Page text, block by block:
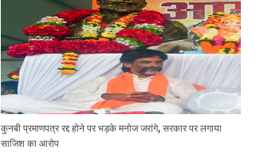
कुनबी प्रमाणपत्र रद्द होने पर भड़के मनोज जरांगे, सरकार पर लगाया
साजिश का आरोप